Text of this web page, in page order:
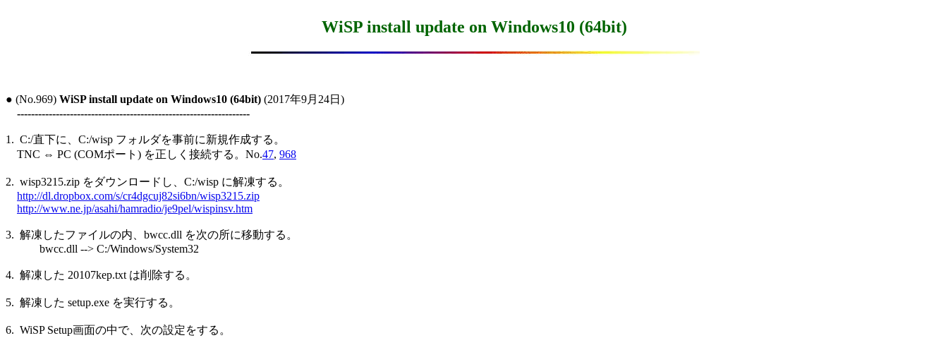
WiSP install update on Windows10 (64bit)
● (No.969) WiSP install update on Windows10 (64bit) (2017年9月24日)
------------------------------------------------------------------
1.  C:/直下に、C:/wisp フォルダを事前に新規作成する。
    TNC ⇔ PC (COMポート) を正しく接続する。No.
47, 968
2.  wisp3215.zip をダウンロードし、C:/wisp に解凍する。
http://dl.dropbox.com/s/cr4dgcuj82si6bn/wisp3215.zip
http://www.ne.jp/asahi/hamradio/je9pel/wispinsv.htm
3.  解凍したファイルの内、bwcc.dll を次の所に移動する。
            bwcc.dll --> C:/Windows/System32
4.  解凍した 20107kep.txt は削除する。
5.  解凍した setup.exe を実行する。
6.  WiSP Setup画面の中で、次の設定をする。